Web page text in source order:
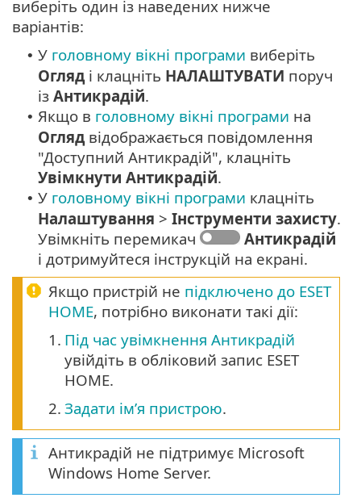
виберіть один із наведених нижче
варіантів:
• У головному вікні програми виберіть
Огляд і клацніть НАЛАШТУВАТИ поруч
із Антикрадій.
• Якщо в головному вікні програми на
Огляд відображається повідомлення
"Доступний Антикрадій", клацніть
Увімкнути Антикрадій.
• У головному вікні програми клацніть
Налаштування > Інструменти захисту.
Увімкніть перемикач
Антикрадій
і дотримуйтеся інструкцій на екрані.
Якщо пристрій не підключено до ESET
HOME, потрібно виконати такі дії:
1. Під час увімкнення Антикрадій
увійдіть в обліковий запис ESET
HOME.
2. Задати ім’я пристрою.
Антикрадій не підтримує Microsoft
Windows Home Server.